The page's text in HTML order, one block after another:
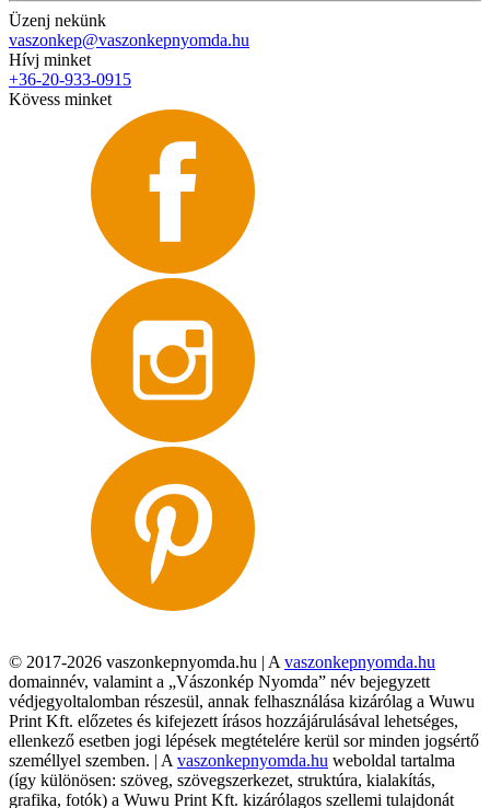
Üzenj nekünk
vaszonkep@vaszonkepnyomda.hu
Hívj minket
+36-20-933-0915
Kövess minket
© 2017-2026 vaszonkepnyomda.hu | A vaszonkepnyomda.hu
domainnév, valamint a „Vászonkép Nyomda” név bejegyzett
védjegyoltalomban részesül, annak felhasználása kizárólag a Wuwu
Print Kft. előzetes és kifejezett írásos hozzájárulásával lehetséges,
ellenkező esetben jogi lépések megtételére kerül sor minden jogsértő
személlyel szemben. | A vaszonkepnyomda.hu weboldal tartalma
(így különösen: szöveg, szövegszerkezet, struktúra, kialakítás,
grafika, fotók) a Wuwu Print Kft. kizárólagos szellemi tulajdonát